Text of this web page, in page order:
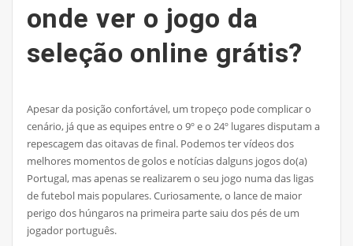
onde ver o jogo da
seleção online grátis?
Apesar da posição confortável, um tropeço pode complicar o
cenário, já que as equipes entre o 9º e o 24º lugares disputam a
repescagem das oitavas de final. Podemos ter vídeos dos
melhores momentos de golos e notícias dalguns jogos do(a)
Portugal, mas apenas se realizarem o seu jogo numa das ligas
de futebol mais populares. Curiosamente, o lance de maior
perigo dos húngaros na primeira parte saiu dos pés de um
jogador português.